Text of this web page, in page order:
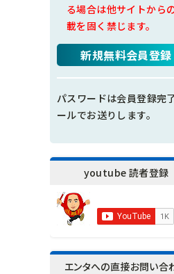
る場合は他サイトから
載を固く禁じます。
新規無料会員登録
パスワードは会員登録完
ールでお送りします。
youtube 読者登録
エンタへの直接お問い合